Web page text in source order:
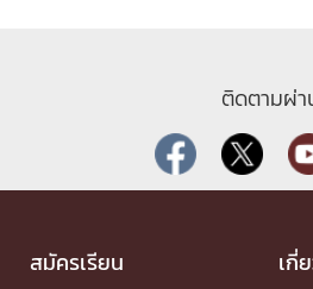
ติดตามผ่า
สมัครเรียน เกี่